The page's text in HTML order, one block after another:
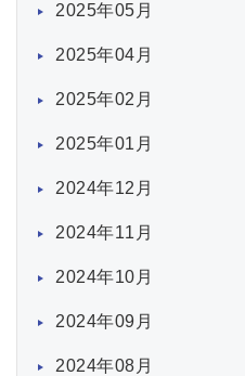
2025年05月
2025年04月
2025年02月
2025年01月
2024年12月
2024年11月
2024年10月
2024年09月
2024年08月